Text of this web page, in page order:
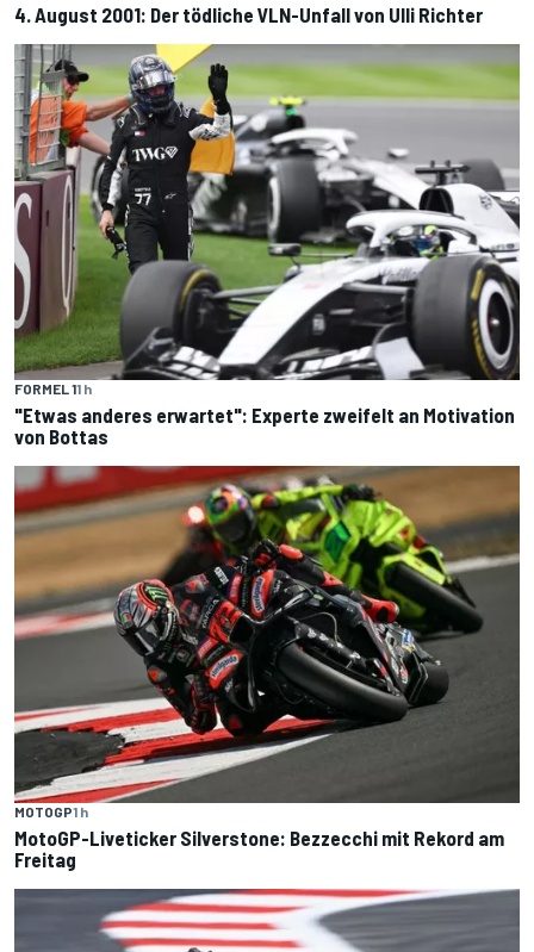
4. August 2001: Der tödliche VLN-Unfall von Ulli Richter
FORMEL 11 h
"Etwas anderes erwartet": Experte zweifelt an Motivation
von Bottas
MOTOGP1 h
MotoGP-Liveticker Silverstone: Bezzecchi mit Rekord am
Freitag